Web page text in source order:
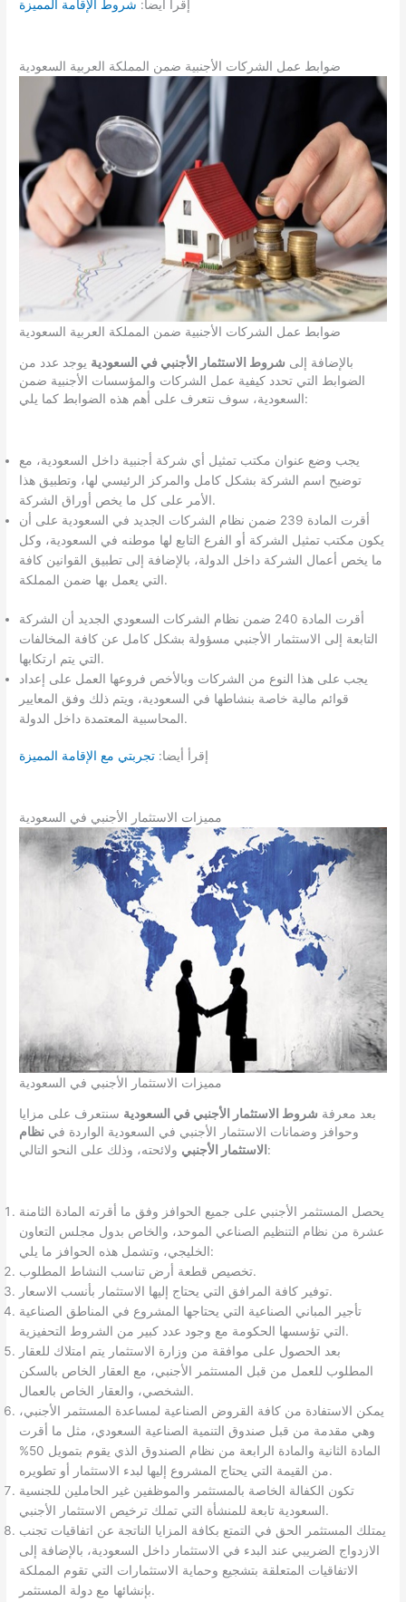
إقرأ أيضا: شروط الإقامة المميزة
ضوابط عمل الشركات الأجنبية ضمن المملكة العربية السعودية
ضوابط عمل الشركات الأجنبية ضمن المملكة العربية السعودية
بالإضافة إلى شروط الاستثمار الأجنبي في السعودية يوجد عدد من
الضوابط التي تحدد كيفية عمل الشركات والمؤسسات الأجنبية ضمن
السعودية، سوف نتعرف على أهم هذه الضوابط كما يلي:
يجب وضع عنوان مكتب تمثيل أي شركة أجنبية داخل السعودية، مع
توضيح اسم الشركة بشكل كامل والمركز الرئيسي لها، وتطبيق هذا
الأمر على كل ما يخص أوراق الشركة.
أقرت المادة 239 ضمن نظام الشركات الجديد في السعودية على أن
يكون مكتب تمثيل الشركة أو الفرع التابع لها موطنه في السعودية، وكل
ما يخص أعمال الشركة داخل الدولة، بالإضافة إلى تطبيق القوانين كافة
التي يعمل بها ضمن المملكة.
أقرت المادة 240 ضمن نظام الشركات السعودي الجديد أن الشركة
التابعة إلى الاستثمار الأجنبي مسؤولة بشكل كامل عن كافة المخالفات
التي يتم ارتكابها.
يجب على هذا النوع من الشركات وبالأخص فروعها العمل على إعداد
قوائم مالية خاصة بنشاطها في السعودية، ويتم ذلك وفق المعايير
المحاسبية المعتمدة داخل الدولة.
إقرأ أيضا: تجربتي مع الإقامة المميزة
مميزات الاستثمار الأجنبي في السعودية
مميزات الاستثمار الأجنبي في السعودية
بعد معرفة شروط الاستثمار الأجنبي في السعودية سنتعرف على مزايا
وحوافز وضمانات الاستثمار الأجنبي في السعودية الواردة في نظام
الاستثمار الأجنبي ولائحته، وذلك على النحو التالي:
يحصل المستثمر الأجنبي على جميع الحوافز وفق ما أقرته المادة الثامنة
عشرة من نظام التنظيم الصناعي الموحد، والخاص بدول مجلس التعاون
الخليجي، وتشمل هذه الحوافز ما يلي:
تخصيص قطعة أرض تناسب النشاط المطلوب.
توفير كافة المرافق التي يحتاج إليها الاستثمار بأنسب الاسعار.
تأجير المباني الصناعية التي يحتاجها المشروع في المناطق الصناعية
التي تؤسسها الحكومة مع وجود عدد كبير من الشروط التحفيزية.
بعد الحصول على موافقة من وزارة الاستثمار يتم امتلاك للعقار
المطلوب للعمل من قبل المستثمر الأجنبي، مع العقار الخاص بالسكن
الشخصي، والعقار الخاص بالعمال.
يمكن الاستفادة من كافة القروض الصناعية لمساعدة المستثمر الأجنبي،
وهي مقدمة من قبل صندوق التنمية الصناعية السعودي، مثل ما أقرت
المادة الثانية والمادة الرابعة من نظام الصندوق الذي يقوم بتمويل 50%
من القيمة التي يحتاج المشروع إليها لبدء الاستثمار أو تطويره.
تكون الكفالة الخاصة بالمستثمر والموظفين غير الحاملين للجنسية
السعودية تابعة للمنشأة التي تملك ترخيص الاستثمار الأجنبي.
يمتلك المستثمر الحق في التمتع بكافة المزايا الناتجة عن اتفاقيات تجنب
الازدواج الضريبي عند البدء في الاستثمار داخل السعودية، بالإضافة إلى
الاتفاقيات المتعلقة بتشجيع وحماية الاستثمارات التي تقوم المملكة
بإنشائها مع دولة المستثمر.